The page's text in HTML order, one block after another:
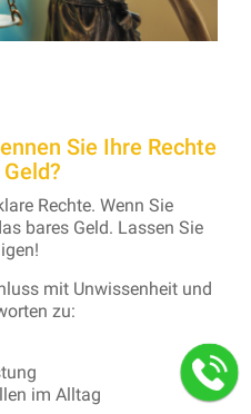
Sie Ihre Rechte
Rechte. Wenn Sie
bares Geld. Lassen Sie
mit Unwissenheit und
zu:
im Alltag